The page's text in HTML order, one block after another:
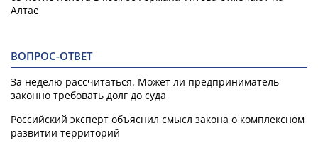
Алтае
ВОПРОС-ОТВЕТ
За неделю рассчитаться. Может ли предприниматель
законно требовать долг до суда
Российский эксперт объяснил смысл закона о комплексном
развитии территорий